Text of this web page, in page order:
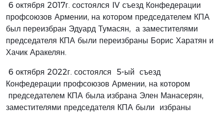
6 октября 2017г. состоялся IV съезд Конфедерации
профсоюзов Армении, на котором председателем КПА
был переизбран Эдуард Тумасян, а заместителями
председателя КПА были переизбраны Борис Харатян и
Хачик Аракелян.
6 октября 2022г. состоялся 5-ый съезд
Конфедерации профсоюзов Армении, на котором
председателем КПА была избрана Элен Манасерян,
заместителями председателя КПА были избраны